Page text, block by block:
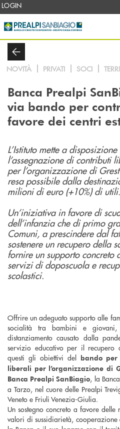
Salta al contenuto principale
LOGIN
NOVITÀ PRIVATI SOCI
Banca Prealpi
via bando per
favore dei centri
L’Istituto mette a
l’assegnazione di contributi
perl’organizzazione di
resa possibile dalla
milioni di euro (+10%) di utili.
Un’iniziativa in favore di
dell’infanzia che di primo
Comuni, a prescindere dal
sostenere un recupero della
fornire un supporto concreto
servizi di doposcuola e
scolastici.
Offrire un adeguato supporto alle
socialità tra bambini e
distanziamento causato dalla
servizio educativo per il recupero
questi gli obiettivi del bando per
liberali per l’organizzazione di
Banca Prealpi SanBiagio, la
a Tarzo, nel cuore delle Prealpi
Veneto e Friuli Venezia-Giulia.
Un sostegno concreto a favore
valori di sussidiarietà,